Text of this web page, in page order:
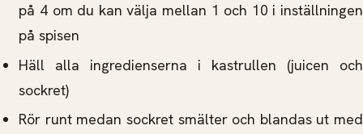
på 4 om du kan välja mellan 1 och 10 i inställningen
på spisen
Häll alla ingredienserna i kastrullen (juicen och
sockret)
Rör runt medan sockret smälter och blandas ut med